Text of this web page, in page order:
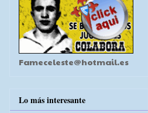
Fameceleste@hotmail.es
Lo más interesante